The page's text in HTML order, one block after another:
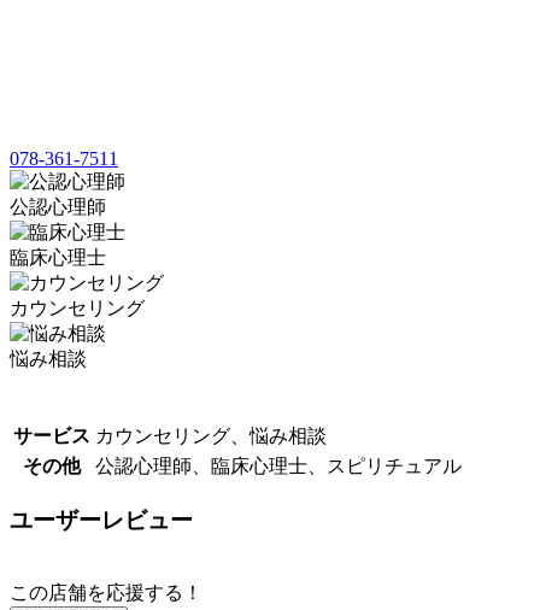
078-361-7511
公認心理師
臨床心理士
カウンセリング
悩み相談
サービス カウンセリング、悩み相談
その他
公認心理師、臨床心理士、スピリチュアル
ユーザーレビュー
この店舗を応援する！